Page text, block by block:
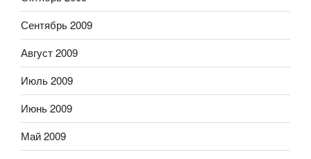
Сентябрь 2009
Август 2009
Июль 2009
Июнь 2009
Май 2009